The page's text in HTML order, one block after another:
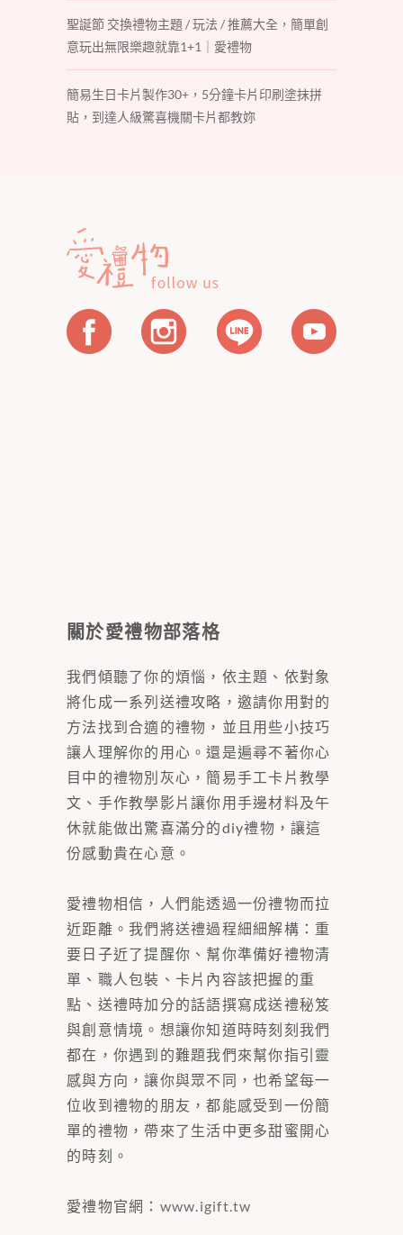
聖誕節 交換禮物主題 / 玩法 / 推薦大全，簡單創
意玩出無限樂趣就靠1+1｜愛禮物
簡易生日卡片製作30+，5分鐘卡片印刷塗抹拼
貼，到達人級驚喜機關卡片都教妳
關於愛禮物部落格
我們傾聽了你的煩惱，依主題、依對象
將化成一系列送禮攻略，邀請你用對的
方法找到合適的禮物，並且用些小技巧
讓人理解你的用心。還是遍尋不著你心
目中的禮物別灰心，簡易手工卡片教學
文、手作教學影片讓你用手邊材料及午
休就能做出驚喜滿分的diy禮物，讓這
份感動貴在心意。
愛禮物相信，人們能透過一份禮物而拉
近距離。我們將送禮過程細細解構：重
要日子近了提醒你、幫你準備好禮物清
單、職人包裝、卡片內容該把握的重
點、送禮時加分的話語撰寫成送禮秘笈
與創意情境。想讓你知道時時刻刻我們
都在，你遇到的難題我們來幫你指引靈
感與方向，讓你與眾不同，也希望每一
位收到禮物的朋友，都能感受到一份簡
單的禮物，帶來了生活中更多甜蜜開心
的時刻。
愛禮物官網： www.igift.tw